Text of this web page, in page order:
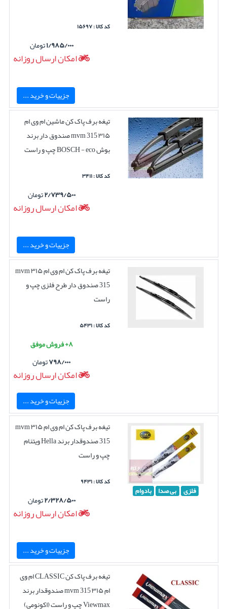
کد کالا : ۱۵۶۹۷
۱/۹۸۵/۰۰۰تومان
امکان ارسال روزانه
جزییات و خرید ...
تیغه برف پاک کن ماشین ام وی ام
۳۱۵ mvm 315 صندوق دار برند
بوش BOSCH - eco چپ و راست
کد کالا : ۳۴۱۱
۲/۷۳۹/۵۰۰تومان
امکان ارسال روزانه
جزییات و خرید ...
تیغه برف پاک کن ام وی ام ۳۱۵ mvm
315 صندوق دار طرح فلزی چپ و
راست
کد کالا : ۵۴۳۱
۸+ فروش موفق
۷۹۸/۰۰۰تومان
امکان ارسال روزانه
جزییات و خرید ...
فلزی بی صدا بادوام
تیغه برف پاک کن ام وی ام ۳۱۵ mvm
315 صندوقدار برند Hella ویتنام
چپ و راست
کد کالا : ۹۴۳۱
۲/۳۲۸/۵۰۰تومان
امکان ارسال روزانه
جزییات و خرید ...
تیغه برف پاک کن CLASSIC ام وی
ام ۳۱۵ mvm 315 صندوقدار برند
Viewmax چپ و راست (اکونومی)